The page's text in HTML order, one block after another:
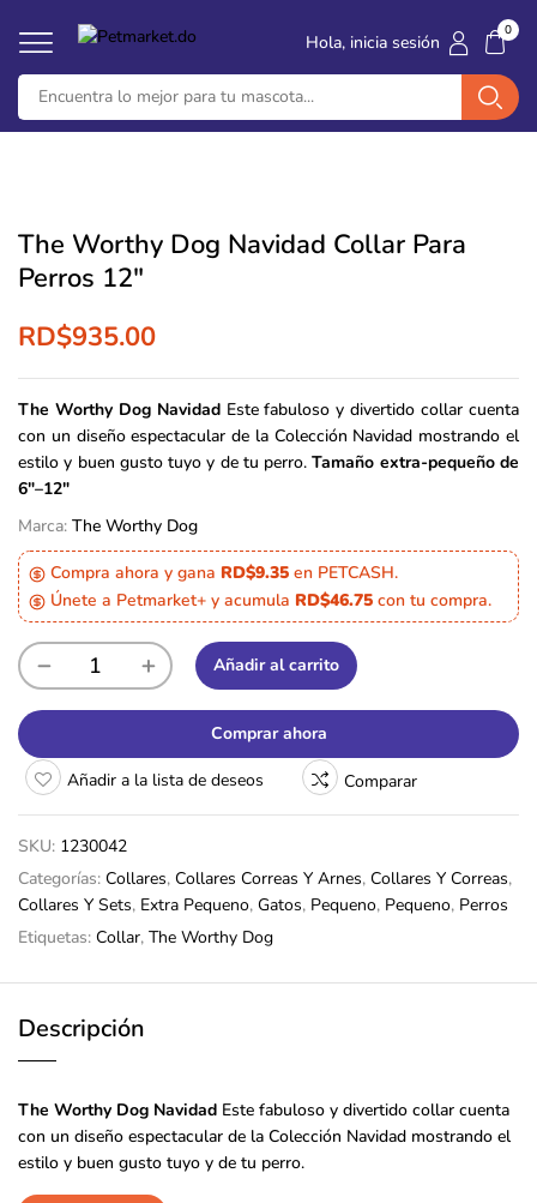
ENVÍO GRATIS ›
Hola, inicia sesión
0
The Worthy Dog Navidad Collar Para
Perros 12″
RD$935.00
The Worthy Dog NavidadEste fabuloso y divertido collar cuenta
con un diseño espectacular de la Colección Navidad mostrando el
estilo y buen gusto tuyo y de tu perro.Tamaño extra-pequeño de
6″–12″
Marca: The Worthy Dog
Compra ahora y gana RD$9.35 en PETCASH.
Únete a Petmarket+ y acumula RD$46.75 con tu compra.
Añadir al carrito
Comprar ahora
Añadir a la lista de deseos Comparar
SKU: 1230042
Categorías: Collares, Collares Correas Y Arnes, Collares Y Correas,
Collares Y Sets, Extra Pequeno, Gatos, Pequeno, Pequeno, Perros
Etiquetas: Collar, The Worthy Dog
Descripción
The Worthy Dog Navidad Este fabuloso y divertido collar cuenta
con un diseño espectacular de la Colección Navidad mostrando el
estilo y buen gusto tuyo y de tu perro.